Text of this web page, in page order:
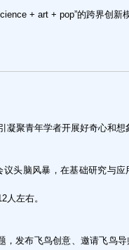
+ art + pop”的跨界创新
凝聚青年学者开展好奇心和想
议头脑风暴，在基础研究与
人左右。
，发布飞鸟创意、邀请飞鸟